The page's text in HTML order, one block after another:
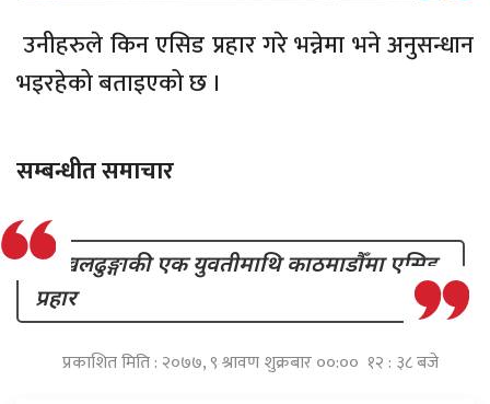
उनीहरुले किन एसिड प्रहार गरे भन्नेमा भने अनुसन्धान
भइरहेको बताइएको छ ।
सम्बन्धीत समाचार
ओखलढुङ्गाकी एक युवतीमाथि काठमाडौँमा एसिड
प्रहार
प्रकाशित मिति : २०७७, ९ श्रावण शुक्रबार ००:०० १२ : ३८ बजे